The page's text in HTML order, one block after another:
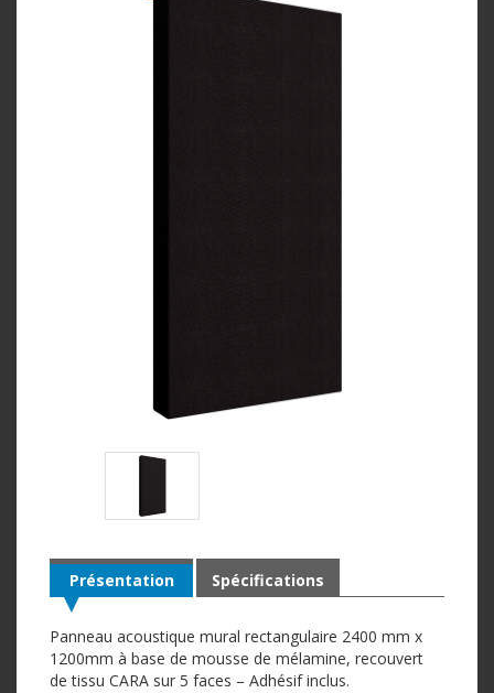
Présentation
Panneau acoustique mural rectangulaire 2400 mm x
1200mm à base de mousse de mélamine, recouvert
de tissu CARA sur 5 faces – Adhésif inclus.
Spécifications